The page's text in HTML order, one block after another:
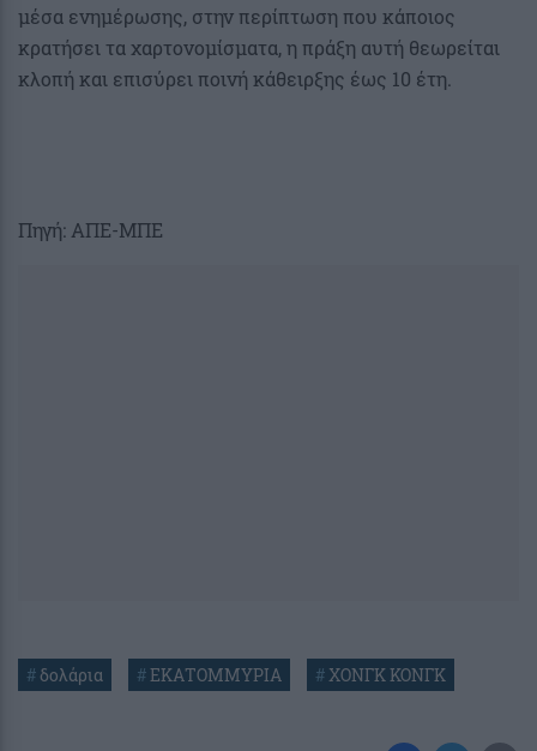
μέσα ενημέρωσης, στην περίπτωση που κάποιος
κρατήσει τα χαρτονομίσματα, η πράξη αυτή θεωρείται
κλοπή και επισύρει ποινή κάθειρξης έως 10 έτη.
Πηγή: ΑΠΕ-ΜΠΕ
# δολάρια #ΕΚΑΤΟΜΜΥΡΙΑ #ΧΟΝΓΚ ΚΟΝΓΚ